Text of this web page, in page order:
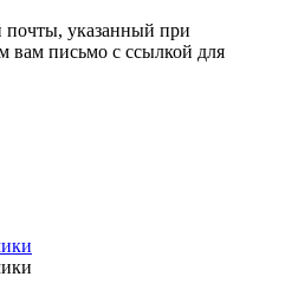
почты, указанный при
вам письмо с ссылкой для